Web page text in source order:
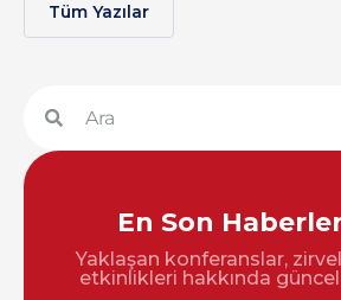
Tüm Yazılar
En Son
Yaklaşan konferanslar,
etkinlikleri hakkında